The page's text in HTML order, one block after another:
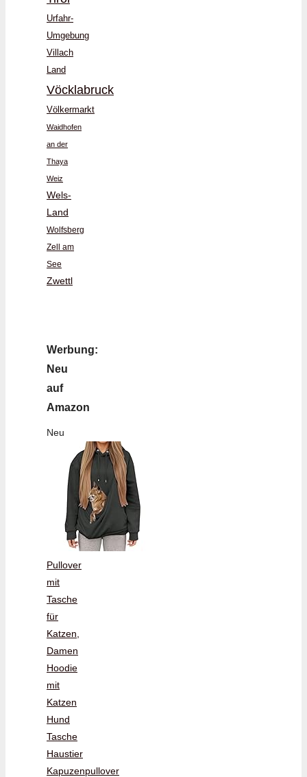
Urfahr-
Umgebung
Villach
Land
Vöcklabruck
Völkermarkt
Waidhofen
an der
Thaya
Weiz
Wels-
Land
Wolfsberg
Zell am
See
Zwettl
Werbung:
Neu
auf
Amazon
Neu
Pullover
mit
Tasche
für
Katzen,
Damen
Hoodie
mit
Katzen
Hund
Tasche
Haustier
Kapuzenpullover